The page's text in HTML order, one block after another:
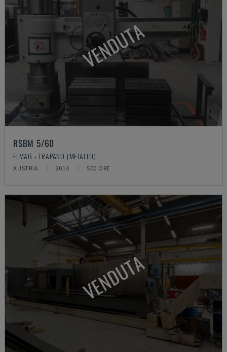
VENDUTA
RSBM 5/60
ELMAG - TRAPANO (METALLO)
AUSTRIA 2014 500 ORE
VENDUTA